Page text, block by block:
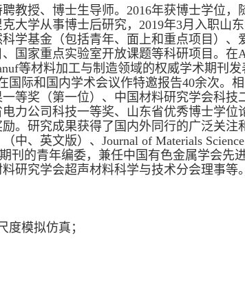
教授、博士生导师。2016年获博士学位，
大学从事博士后研究，2019年3月入职山
学基金（包括青年、面上和重点项目）、
国家重点实验室开放课题等科研项目。在
等材料加工与制造领域的权威学术期刊
国际和国内学术会议作特邀报告40余次。
等奖（第一位）、中国材料研究学会科技
力公司科技一等奖、山东省优秀博士学位
。研究成果获得了国内外同行的广泛关注
中、英文版）、Journal of Materials Science
刊的青年编委，兼任中国有色金属学会先
研究学会超声材料科学与技术分会理事等。
度模拟仿真；